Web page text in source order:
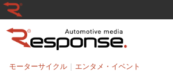
モーターサイクル エンタメ・イベント